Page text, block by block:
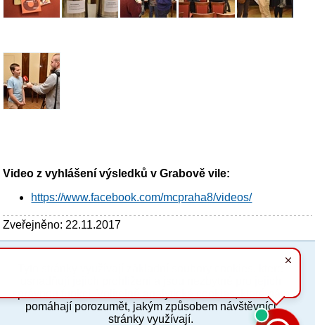
Video z vyhlášení výsledků v Grabově vile:
https://www.facebook.com/mcpraha8/videos/
Zveřejněno: 22.11.2017
Povinné a praktické informace
správnou funkci. Volitelně analytické cookies, které nám
pomáhají porozumět, jakým způsobem návštěvníci
stránky využívají.